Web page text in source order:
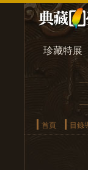
珍藏特展
首頁 目錄